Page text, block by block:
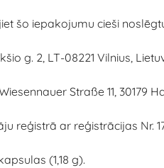
šo iepakojumu cieši
g. 2, LT-08221 Vilnius,
Straße 11, 30179
reģistrā ar reģistrācijas Nr.
(1,18 g).